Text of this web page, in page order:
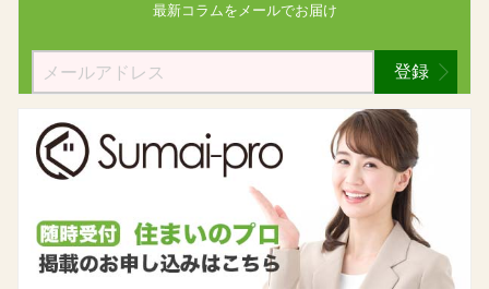
最新コラムを メールでお届け
登録